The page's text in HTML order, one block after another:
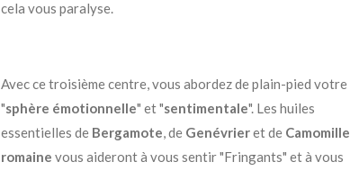
cela vous paralyse.
Avec ce troisième centre, vous abordez de plain-pied votre
"sphère émotionnelle" et "sentimentale". Les huiles
essentielles de Bergamote, de Genévrieret de Camomille
romaine vous aideront à vous sentir "Fringants" et à vous